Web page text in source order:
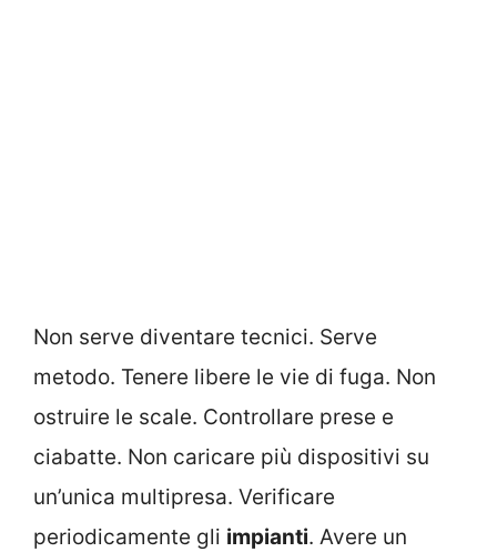
Non serve diventare tecnici. Serve
metodo. Tenere libere le vie di fuga. Non
ostruire le scale. Controllare prese e
ciabatte. Non caricare più dispositivi su
un’unica multipresa. Verificare
periodicamente gli impianti. Avere un